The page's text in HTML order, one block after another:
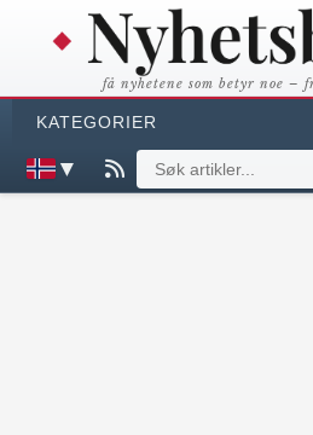
få nyhetene som betyr noe –
KATEGORIER
▼